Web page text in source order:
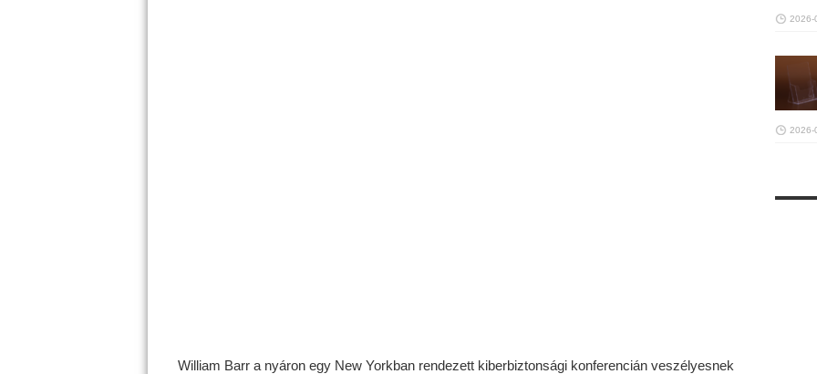
William Barr a nyáron egy New Yorkban rendezett kiberbiztonsági konferencián veszélyesnek
2026-
2026-